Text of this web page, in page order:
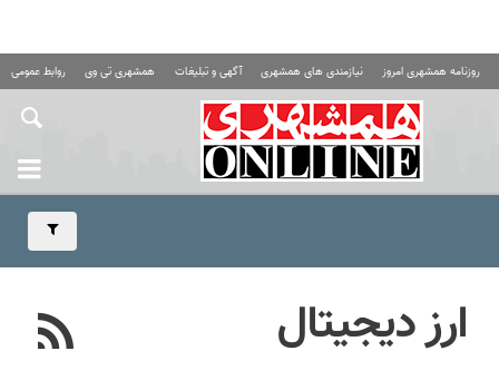
روزنامه همشهری امروز نیازمندی های همشهری آگهی و تبلیغات همشهری تی وی روابط عمومی
ارز دیجیتال